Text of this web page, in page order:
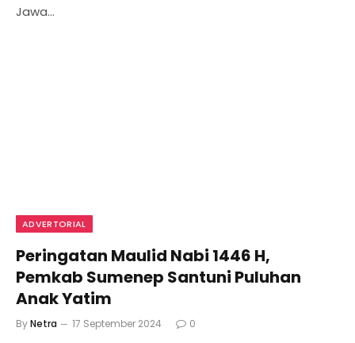
Jawa…
ADVERTORIAL
Peringatan Maulid Nabi 1446 H,
Pemkab Sumenep Santuni Puluhan
Anak Yatim
ByNetra 17 September 2024 0